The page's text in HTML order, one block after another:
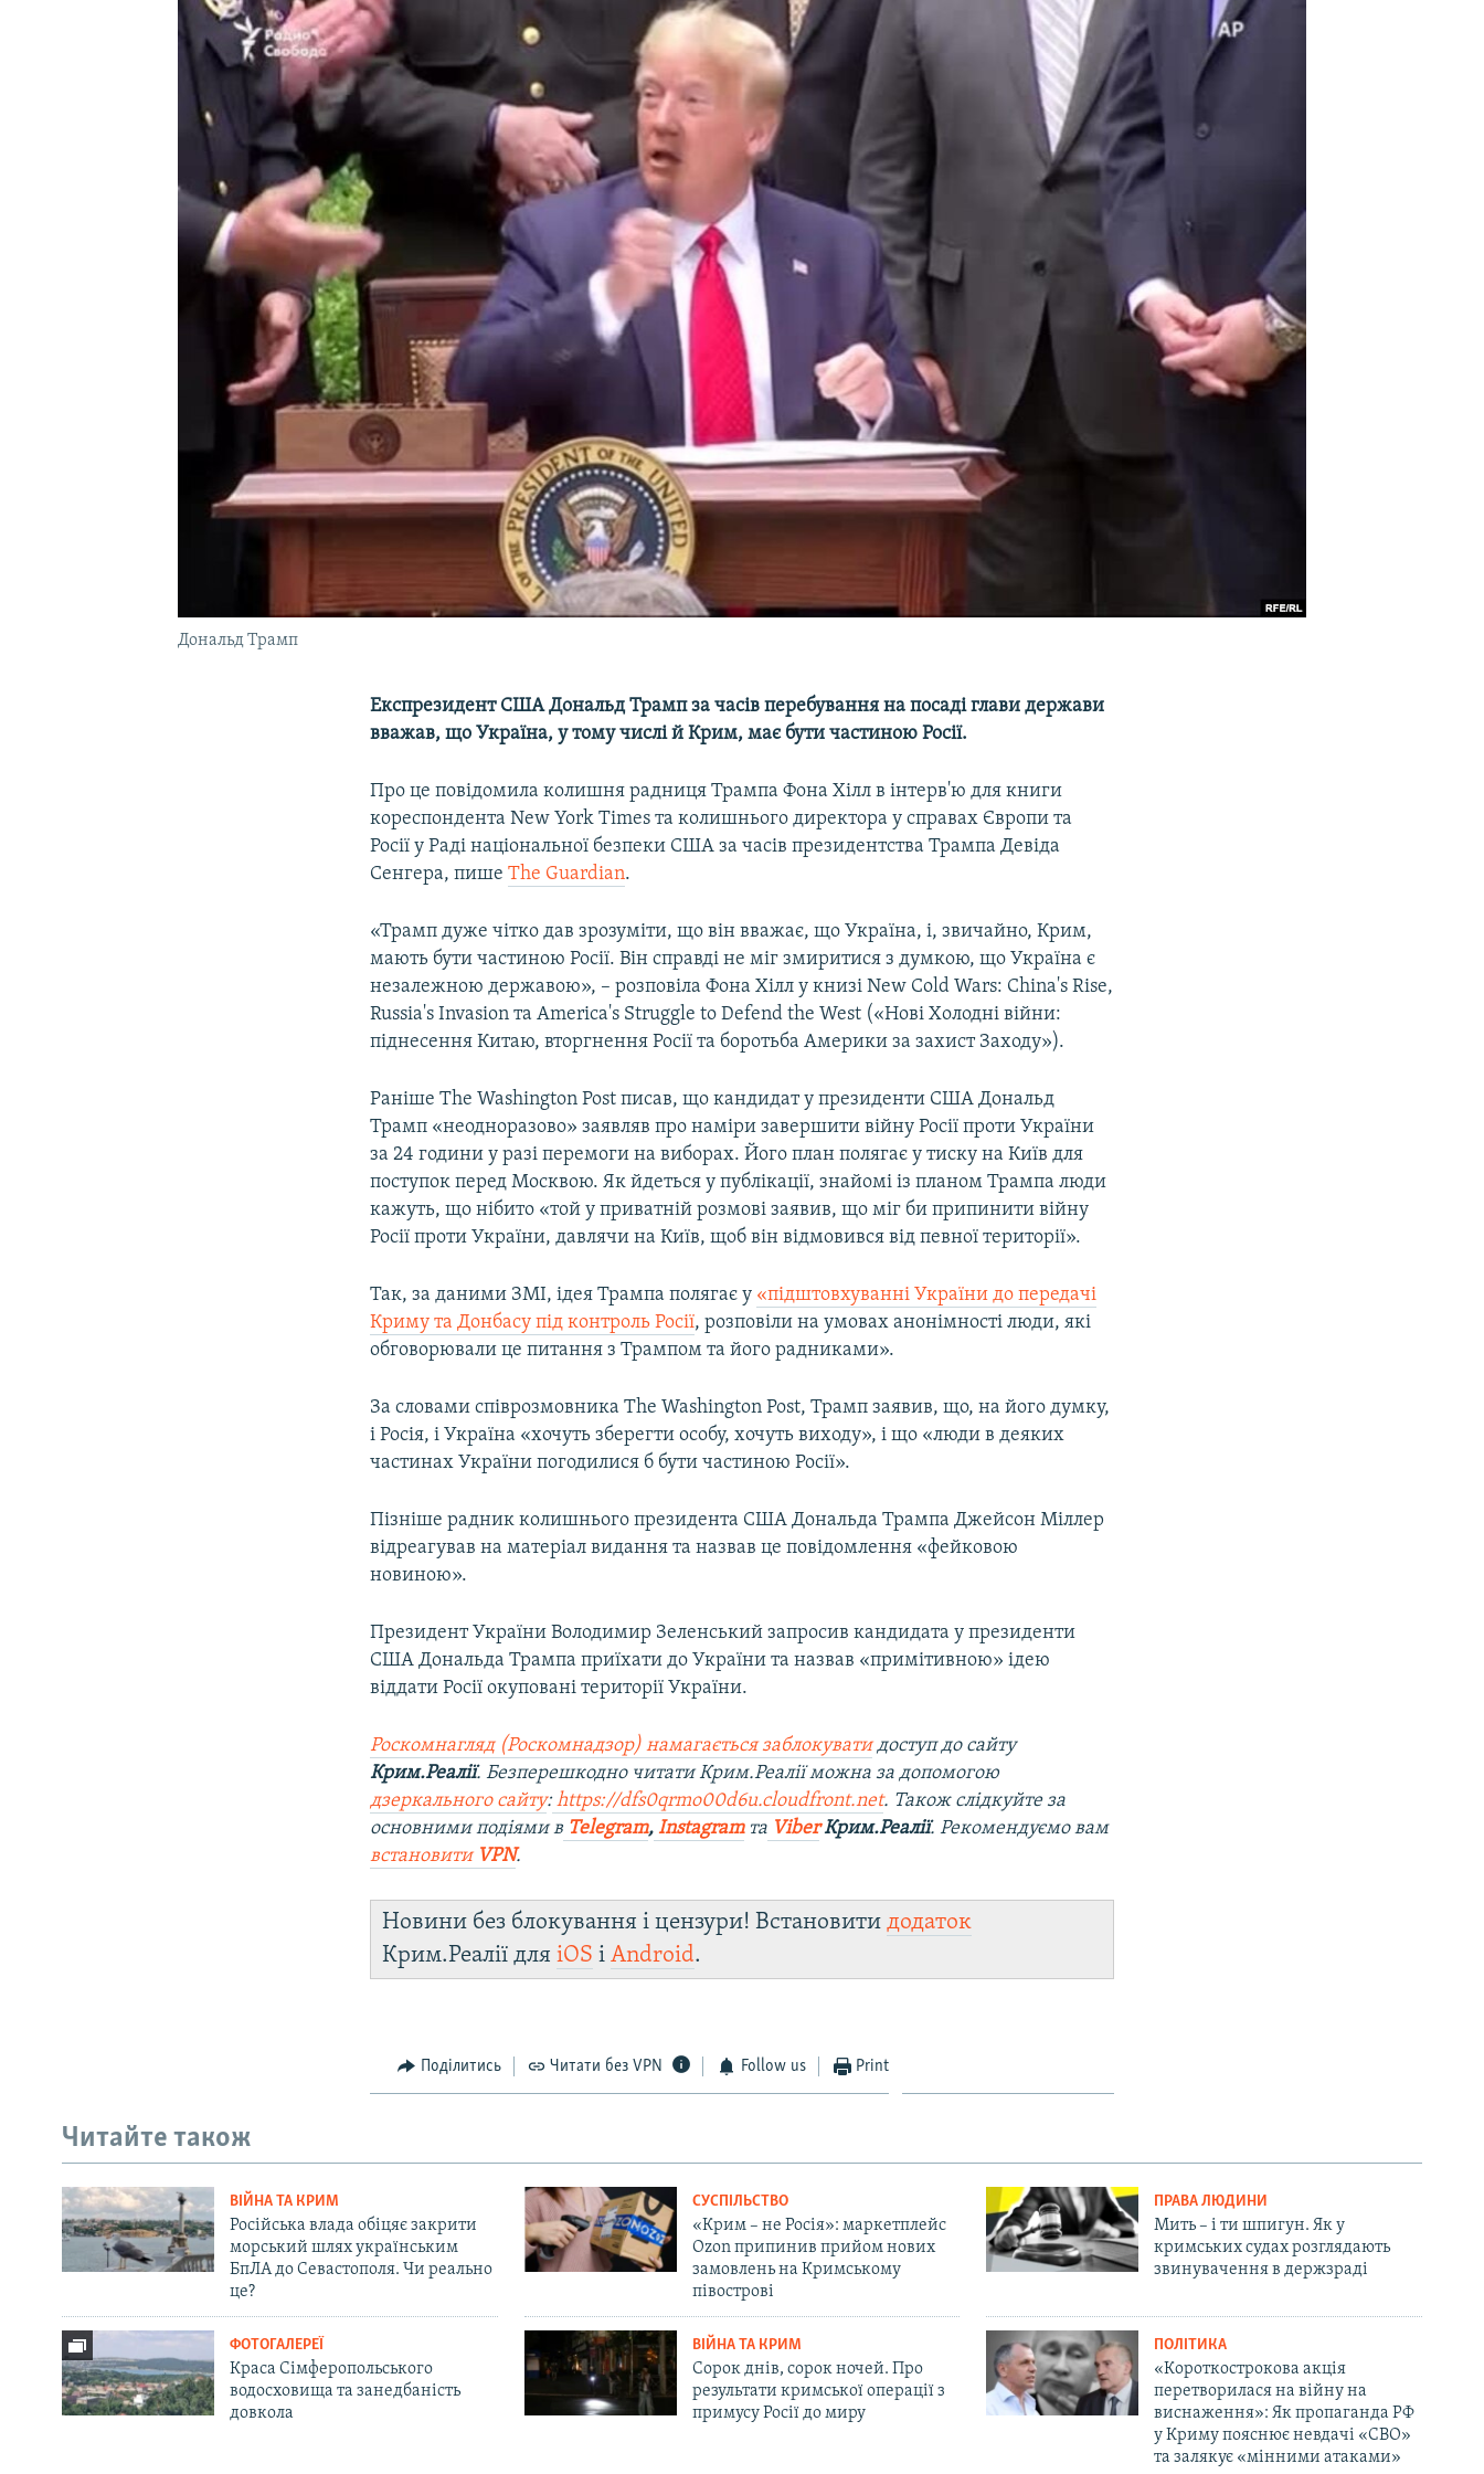
Дональд Трамп
Експрезидент США Дональд Трамп за часів перебування на посаді глави держави
вважав, що Україна, у тому числі й Крим, має бути частиною Росії.
Про це повідомила колишня радниця Трампа Фона Хілл в інтерв'ю для книги
кореспондента New York Times та колишнього директора у справах Європи та
Росії у Раді національної безпеки США за часів президентства Трампа Девіда
Сенгера, пишеThe Guardian.
«Трамп дуже чітко дав зрозуміти, що він вважає, що Україна, і, звичайно, Крим,
мають бути частиною Росії. Він справді не міг змиритися з думкою, що Україна є
незалежною державою», – розповіла Фона Хілл у книзі New Cold Wars: China's Rise,
Russia's Invasion та America's Struggle to Defend the West («Нові Холодні війни:
піднесення Китаю, вторгнення Росії та боротьба Америки за захист Заходу»).
Раніше The Washington Post писав, що кандидат у президенти США Дональд
Трамп «неодноразово» заявляв про наміри завершити війну Росії проти України
за 24 години у разі перемоги на виборах. Його план полягає у тиску на Київ для
поступок перед Москвою. Як йдеться у публікації, знайомі із планом Трампа люди
кажуть, що нібито «той у приватній розмові заявив, що міг би припинити війну
Росії проти України, давлячи на Київ, щоб він відмовився від певної території».
Так, за даними ЗМІ, ідея Трампа полягає у «підштовхуванні України до передачі
Криму та Донбасу під контроль Росії, розповіли на умовах анонімності люди, які
обговорювали це питання з Трампом та його радниками».
За словами співрозмовника The Washington Post, Трамп заявив, що, на його думку,
і Росія, і Україна «хочуть зберегти особу, хочуть виходу», і що «люди в деяких
частинах України погодилися б бути частиною Росії».
Пізніше радник колишнього президента США Дональда Трампа Джейсон Міллер
відреагував на матеріал видання та назвав це повідомлення «фейковою
новиною».
Президент України Володимир Зеленський запросив кандидата у президенти
США Дональда Трампа приїхати до України та назвав «примітивною» ідею
віддати Росії окуповані території України.
Роскомнагляд (Роскомнадзор) намагається заблокуватидоступ до сайту
Крим.Реалії. Безперешкодно читати Крим.Реалії можна за допомогою
дзеркального сайту: https://dfs0qrmo00d6u.cloudfront.net. Також слідкуйте за
основними подіями в Telegram, Instagramта ViberКрим.Реалії. Рекомендуємо вам
встановити VPN.
Новини без блокування і цензури! Встановитидодаток
Крим.Реалії дляiOS іAndroid.
Поділитись Читати без VPN Follow us Print
Читайте також
ВІЙНА ТА КРИМ
Російська влада обіцяє закрити
морський шлях українським
БпЛА до Севастополя. Чи реально
це?
СУСПІЛЬСТВО
«Крим – не Росія»: маркетплейс
Ozon припинив прийом нових
замовлень на Кримському
півострові
ПРАВА ЛЮДИНИ
Мить – і ти шпигун. Як у
кримських судах розглядають
звинувачення в держзраді
ФОТОГАЛЕРЕЇ
Краса Сімферопольського
водосховища та занедбаність
довкола
ВІЙНА ТА КРИМ
Сорок днів, сорок ночей. Про
результати кримської операції з
примусу Росії до миру
ПОЛІТИКА
«Короткострокова акція
перетворилася на війну на
виснаження»: Як пропаганда РФ
у Криму пояснює невдачі «СВО»
та залякує «мінними атаками»